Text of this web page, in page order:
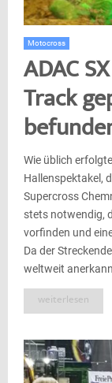
Motocross
ADAC
Track
Wie üblich
Hallenspektakel,
Supercross
stets notwendig,
vorfinden und
Da der
weltweit
weiterlesen